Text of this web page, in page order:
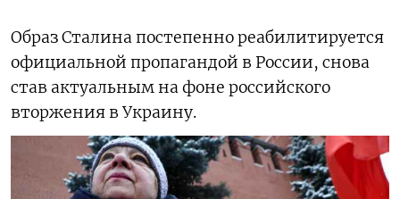
Образ Сталина постепенно реабилитируется
официальной пропагандой в России, снова
став актуальным на фоне российского
вторжения в Украину.